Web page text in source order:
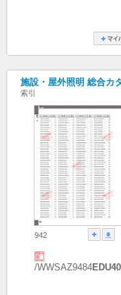
施設・屋外照明 総合カ
索引
942
/WWSAZ9484